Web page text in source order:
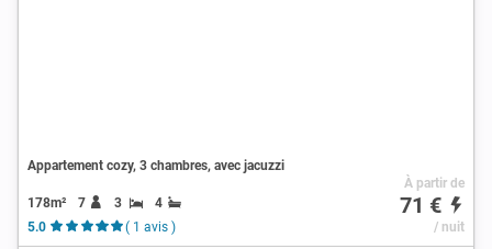
Appartement cozy, 3 chambres, avec jacuzzi
178m² 7 3
4
5.0
( 1 avis )
À partir de
71 €
/ nuit